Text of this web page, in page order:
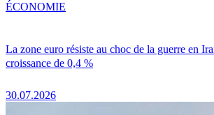
La zone euro résiste au choc de la guerre en
croissance de 0,4 %
30.07.2026
ÉCONOMIE